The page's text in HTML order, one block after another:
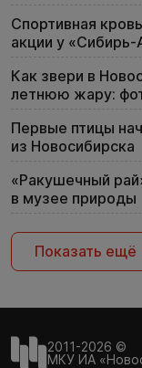
Спортивная
акции у
Как звери в
летнюю жару:
Первые птицы
из Новосибирска
«Ракушечный
в музее природы
Показать ещё
2011-2026 ©
МКУ ИА